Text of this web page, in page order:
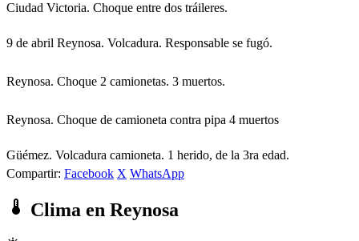
Ciudad Victoria. Choque entre dos tráileres.
9 de abril Reynosa. Volcadura. Responsable se fugó.
Reynosa. Choque 2 camionetas. 3 muertos.
Reynosa. Choque de camioneta contra pipa 4 muertos
Güémez. Volcadura camioneta. 1 herido, de la 3ra edad.
Compartir: Facebook X WhatsApp
Clima en Reynosa